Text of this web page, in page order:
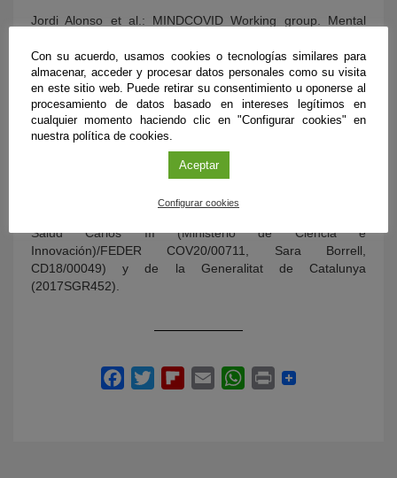
Jordi Alonso et al.: MINDCOVID Working group. Mental
Spanish Healthcare Workers: a Large Cross-sectional
Survey. Rev. Psiq. Salud Pública. doi:
https://doi.org/10.1016/j.rpsm.2020.12.001
Mortier P, Vilagut G, Ferrer M, et al. Thirty‐day suicidal
thoughts and behaviors among hospital workers during the
first wave of the Spain COVID‐19 outbreak. Depression and
Anxiety. 2020;1–17. https://doi.org/10.1002/da.23129
Salud Carlos III (Ministerio de Ciencia e
Innovación)/FEDER COV20/00711, Sara Borrell,
CD18/00049) y de la Generalitat de Catalunya
(2017SGR452).
Con su acuerdo, usamos cookies o tecnologías similares para
almacenar, acceder y procesar datos personales como su visita
en este sitio web. Puede retirar su consentimiento u oponerse al
procesamiento de datos basado en intereses legítimos en
cualquier momento haciendo clic en "Configurar cookies" en
nuestra política de cookies.
Aceptar
Configurar cookies